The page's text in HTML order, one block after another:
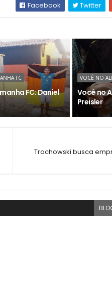
Facebook Twitter
FC
FC: Daniel
VOCÊ NO
Você no
Preisler
Trochowski busca